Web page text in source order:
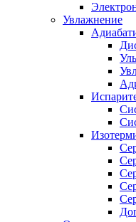
Увлажнение